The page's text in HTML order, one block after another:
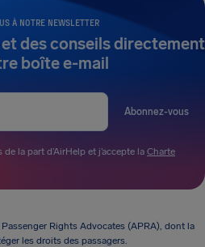
À NOTRE NEWSLETTER
des conseils directement
boîte e-mail
Abonnez-vous
la part d’AirHelp et j’accepte la Charte
Rights Advocates (APRA), dont la
les droits des passagers.